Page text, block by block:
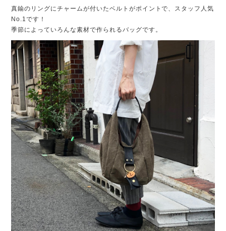
真鍮のリングにチャームが付いたベルトがポイントで、スタッフ人気
No.1です！
季節によっていろんな素材で作られるバッグです。